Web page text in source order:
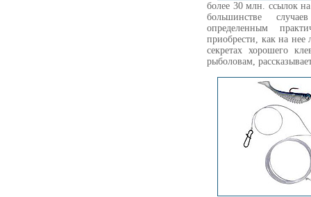
более 30 млн. ссылок
большинстве
определенным
приобрести, как на
секретах хорошего
рыболовам,